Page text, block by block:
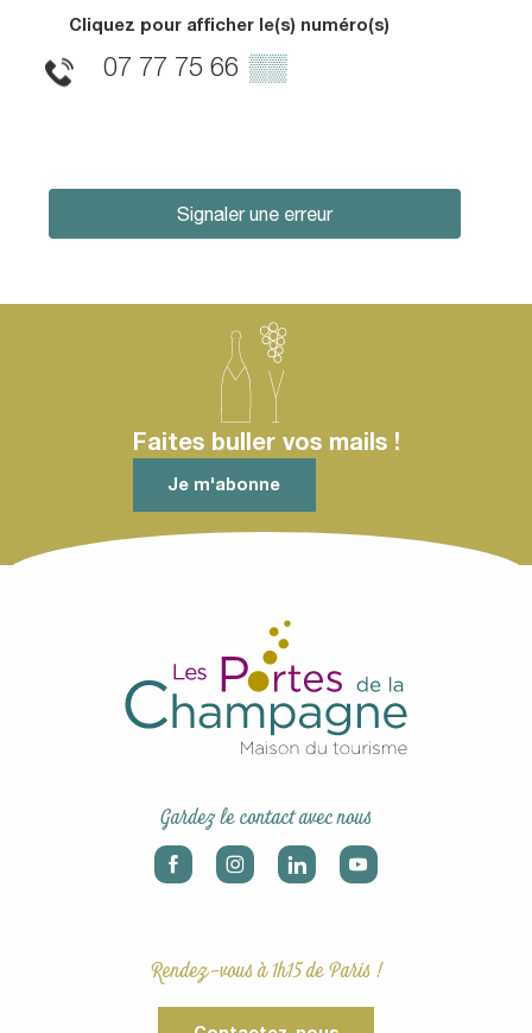
Cliquez pour afficher le(s) numéro(s)
07 77 75 66 ▒▒
Signaler une erreur
Faites buller vos mails !
Je m'abonne
Gardez le contact avec nous
Rendez-vous à 1h15 de Paris !